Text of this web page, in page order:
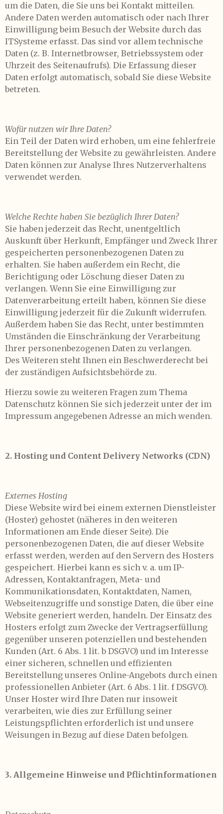
um die Daten, die Sie uns bei Kontakt mitteilen.
Andere Daten werden automatisch oder nach Ihrer
Einwilligung beim Besuch der Website durch das
ITSysteme erfasst. Das sind vor allem technische
Daten (z. B. Internetbrowser, Betriebssystem oder
Uhrzeit des Seitenaufrufs). Die Erfassung dieser
Daten erfolgt automatisch, sobald Sie diese Website
betreten.
Wofür nutzen wir Ihre Daten?
Ein Teil der Daten wird erhoben, um eine fehlerfreie
Bereitstellung der Website zu gewährleisten. Andere
Daten können zur Analyse Ihres Nutzerverhaltens
verwendet werden.
Welche Rechte haben Sie bezüglich Ihrer Daten?
Sie haben jederzeit das Recht, unentgeltlich
Auskunft über Herkunft, Empfänger und Zweck Ihrer
gespeicherten personenbezogenen Daten zu
erhalten. Sie haben außerdem ein Recht, die
Berichtigung oder Löschung dieser Daten zu
verlangen. Wenn Sie eine Einwilligung zur
Datenverarbeitung erteilt haben, können Sie diese
Einwilligung jederzeit für die Zukunft widerrufen.
Außerdem haben Sie das Recht, unter bestimmten
Umständen die Einschränkung der Verarbeitung
Ihrer personenbezogenen Daten zu verlangen.
Des Weiteren steht Ihnen ein Beschwerderecht bei
der zuständigen Aufsichtsbehörde zu.
Hierzu sowie zu weiteren Fragen zum Thema
Datenschutz können Sie sich jederzeit unter der im
Impressum angegebenen Adresse an mich wenden.
2. Hosting und Content Delivery Networks (CDN)
Externes Hosting
Diese Website wird bei einem externen Dienstleister
(Hoster) gehostet (näheres in den weiteren
Informationen am Ende dieser Seite). Die
personenbezogenen Daten, die auf dieser Website
erfasst werden, werden auf den Servern des Hosters
gespeichert. Hierbei kann es sich v. a. um IP-
Adressen, Kontaktanfragen, Meta- und
Kommunikationsdaten, Kontaktdaten, Namen,
Webseitenzugriffe und sonstige Daten, die über eine
Website generiert werden, handeln. Der Einsatz des
Hosters erfolgt zum Zwecke der Vertragserfüllung
gegenüber unseren potenziellen und bestehenden
Kunden (Art. 6 Abs. 1 lit. b DSGVO) und im Interesse
einer sicheren, schnellen und effizienten
Bereitstellung unseres Online-Angebots durch einen
professionellen Anbieter (Art. 6 Abs. 1 lit. f DSGVO).
Unser Hoster wird Ihre Daten nur insoweit
verarbeiten, wie dies zur Erfüllung seiner
Leistungspflichten erforderlich ist und unsere
Weisungen in Bezug auf diese Daten befolgen.
3. Allgemeine Hinweise und Pflichtinformationen